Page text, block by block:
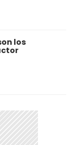
los